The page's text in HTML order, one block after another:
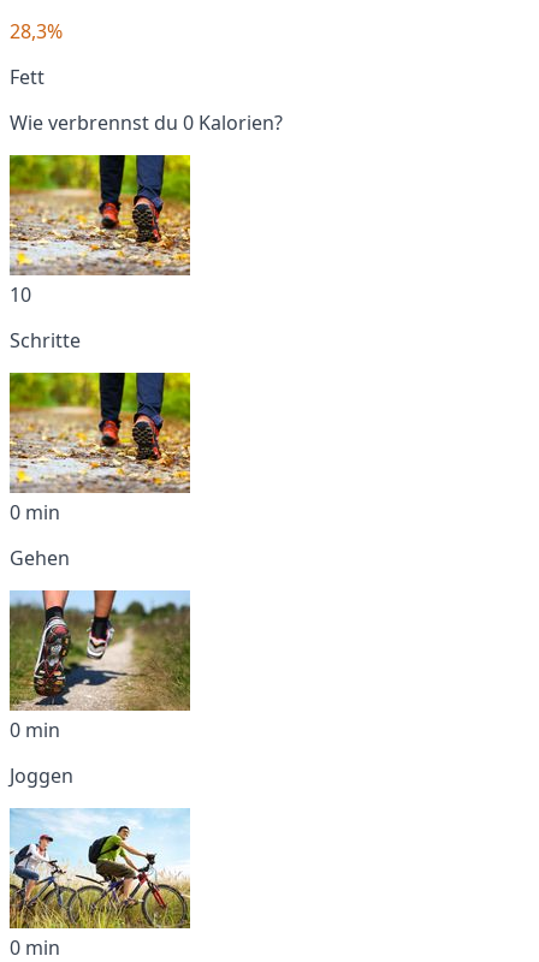
28,3%
Fett
Wie verbrennst du 0 Kalorien?
10
Schritte
0 min
Gehen
0 min
Joggen
0 min